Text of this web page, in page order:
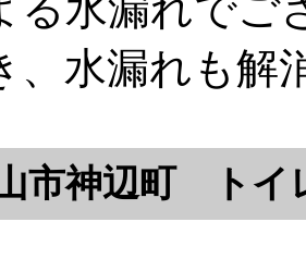
る水漏れでご
、水漏れも解
市神辺町 ト